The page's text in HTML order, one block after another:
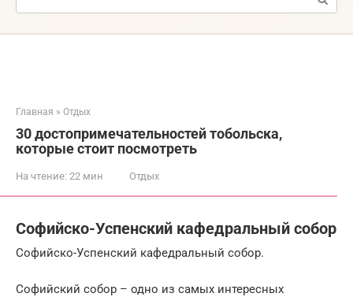
Главная » Отдых
30 достопримечательностей тобольска,
которые стоит посмотреть
На чтение: 22 мин Отдых
Софийско-Успенский кафедральный собор
Софийско-Успенский кафедральный собор.
Софийский собор – одно из самых интересных